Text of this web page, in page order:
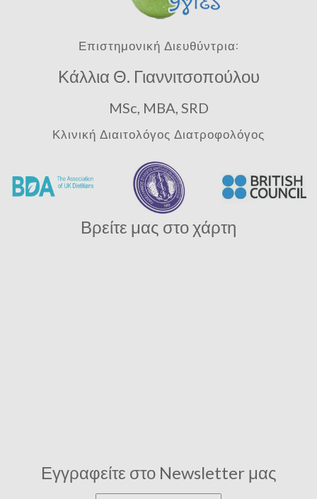
Επιστημονική Διευθύντρια:
Κάλλια Θ. Γιαννιτσοπούλου
MSc, MBA, SRD
Κλινική Διαιτολόγος Διατροφολόγος
Βρείτε μας στο χάρτη
Εγγραφείτε στο Newsletter μας